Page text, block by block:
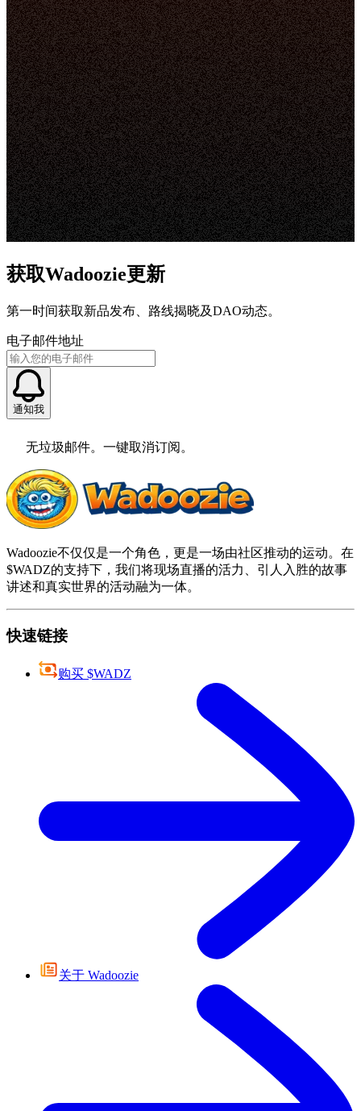
获取Wadoozie更新
第一时间获取新品发布、路线揭晓及DAO动态。
电子邮件地址
通知我
无垃圾邮件。一键取消订阅。
Wadoozie不仅仅是一个角色，更是一场由社区推动的运动。在
$WADZ的支持下，我们将现场直播的活力、引人入胜的故事
讲述和真实世界的活动融为一体。
快速链接
购买 $WADZ
关于 Wadoozie